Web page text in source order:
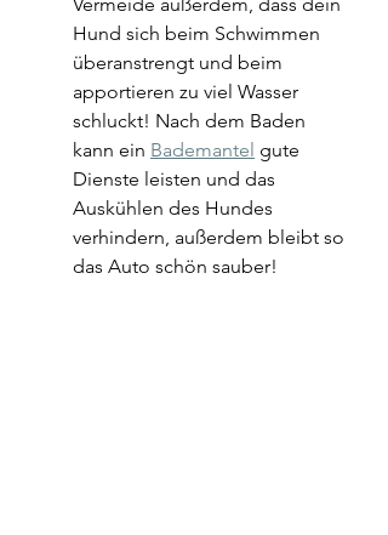
Hund sich beim Schwimmen
überanstrengt und beim
apportieren zu viel Wasser
schluckt! Nach dem Baden
kann ein Bademantel gute
Dienste leisten und das
Auskühlen des Hundes
verhindern, außerdem bleibt so
das Auto schön sauber!